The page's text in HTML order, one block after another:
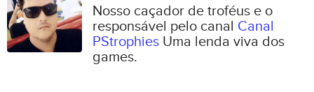
Nosso caçador de troféus e o
responsável pelo canal Canal
PStrophies Uma lenda viva dos
games.